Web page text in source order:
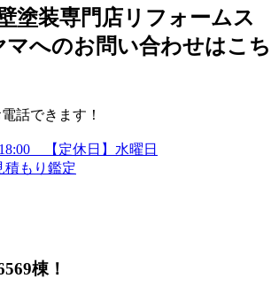
話できます！
18:00 【定休日】水曜日
積もり鑑定
棟！